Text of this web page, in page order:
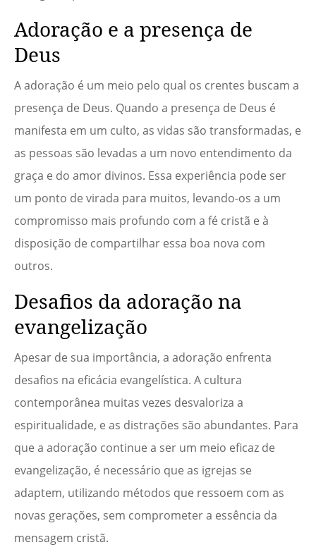
Adoração e a presença de
Deus
A adoração é um meio pelo qual os crentes buscam a
presença de Deus. Quando a presença de Deus é
manifesta em um culto, as vidas são transformadas, e
as pessoas são levadas a um novo entendimento da
graça e do amor divinos. Essa experiência pode ser
um ponto de virada para muitos, levando-os a um
compromisso mais profundo com a fé cristã e à
disposição de compartilhar essa boa nova com
outros.
Desafios da adoração na
evangelização
Apesar de sua importância, a adoração enfrenta
desafios na eficácia evangelística. A cultura
contemporânea muitas vezes desvaloriza a
espiritualidade, e as distrações são abundantes. Para
que a adoração continue a ser um meio eficaz de
evangelização, é necessário que as igrejas se
adaptem, utilizando métodos que ressoem com as
novas gerações, sem comprometer a essência da
mensagem cristã.